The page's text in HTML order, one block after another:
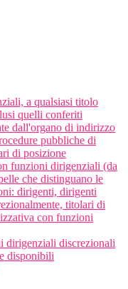
a qualsiasi titolo
quelli conferiti
dall'organo di indirizzo
pubbliche di
di posizione
funzioni dirigenziali (da
che distinguano le
dirigenti, dirigenti
titolari di
con funzioni
dirigenziali discrezionali
disponibili